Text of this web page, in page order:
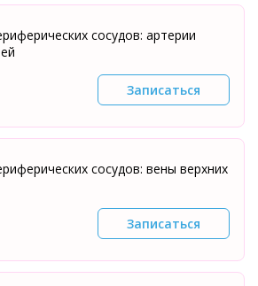
сосудов: артерии
Записаться
сосудов: вены верхних
Записаться